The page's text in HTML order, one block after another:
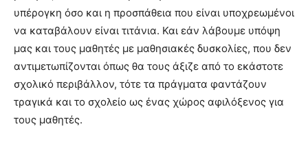
υπέρογκη όσο και η προσπάθεια που είναι υποχρεωμένοι
να καταβάλουν είναι τιτάνια. Και εάν λάβουμε υπόψη
μας και τους μαθητές με μαθησιακές δυσκολίες, που δεν
αντιμετωπίζονται όπως θα τους άξιζε από το εκάστοτε
σχολικό περιβάλλον, τότε τα πράγματα φαντάζουν
τραγικά και το σχολείο ως ένας χώρος αφιλόξενος για
τους μαθητές.